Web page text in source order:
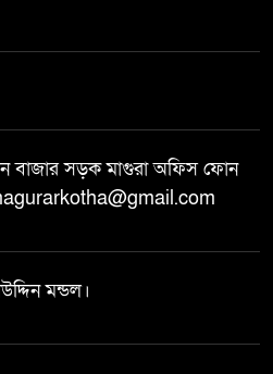
বাজার সড়ক মাগুরা অফিস ফোন
মন্ডল।